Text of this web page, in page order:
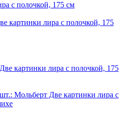
с полочкой, 175 см
картинки лира с полочкой, 175